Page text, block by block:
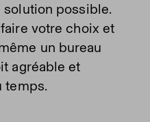
possible.
votre choix et
un bureau
agréable et
temps.